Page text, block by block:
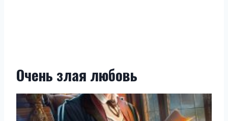
Очень злая любовь